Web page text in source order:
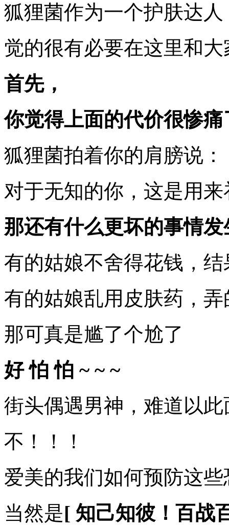
狐狸菌作为一个护肤达人
觉的很有必要在这里和
首先，
你觉得上面的代价很惨痛
狐狸菌拍着你的肩膀说：
对于无知的你，这是用
那还有什么更坏的事情发
有的姑娘不舍得花钱，
有的姑娘乱用皮肤药，
那可真是尴了个尬了
好 怕 怕 ~ ~ ~
街头偶遇男神，难道以此
不！！！
爱美的我们如何预防这
当然是[ 知己知彼！百战